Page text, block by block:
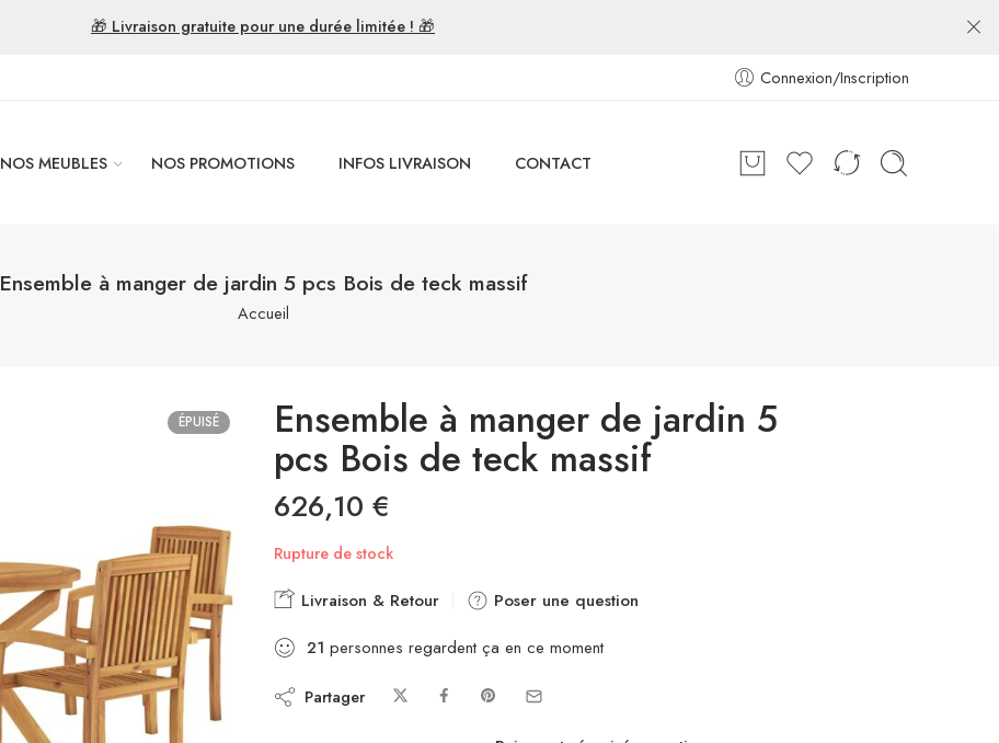
🎁 Livraison gratuite pour une durée limitée ! 🎁
Connexion/Inscription
NOS MEUBLES NOS PROMOTIONS INFOS LIVRAISON CONTACT
Ensemble à manger de jardin 5 pcs Bois de teck massif
Accueil
ÉPUISÉ Ensemble à manger de jardin 5
pcs Bois de teck massif
626,10 €
Rupture de stock
Livraison & Retour
Poser une question
21 personnes regardent ça en ce moment
Partager